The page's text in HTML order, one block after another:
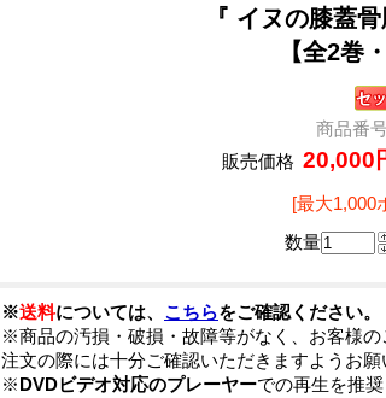
『 イヌの膝蓋
【全2巻
商品番
販売価格 20,000
[最大1,000
数量
※送料については、 こちらをご確認ください。
※商品の汚損・破損・故障等がなく、お客様
注文の際には十分ご確認いただきますようお願
※ DVDビデオ対応のプレーヤーでの再生を推